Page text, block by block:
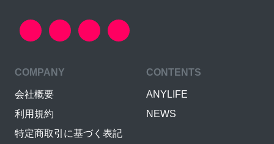
COMPANY
会社概要
利用規約
特定商取引に基づく表記
CONTENTS
ANYLIFE
NEWS